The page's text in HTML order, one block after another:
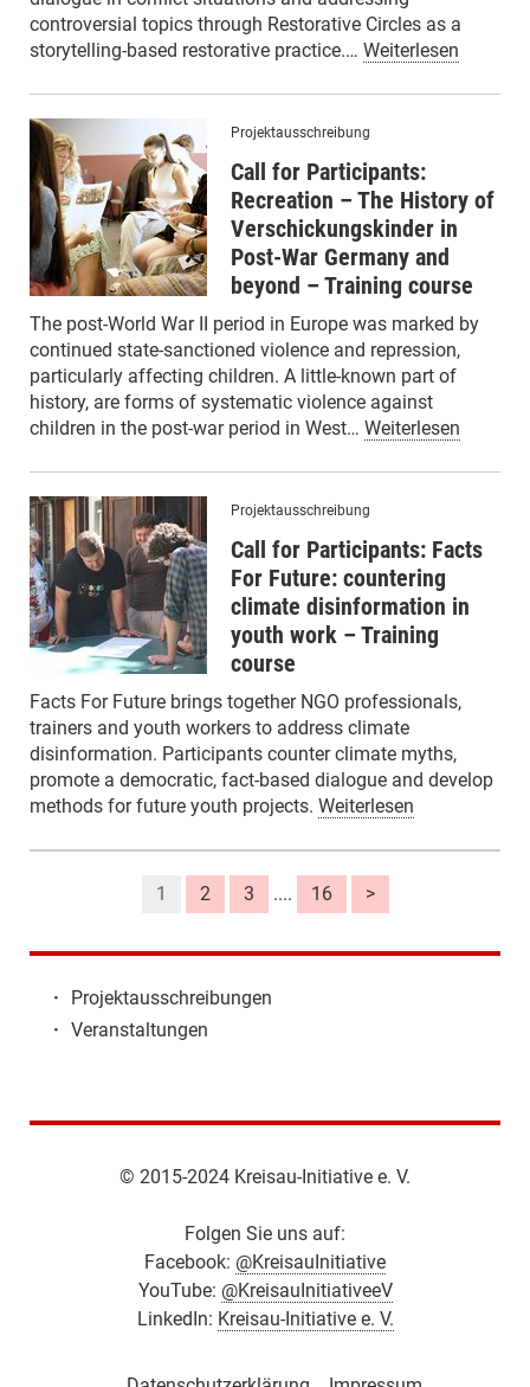
controversial topics through Restorative Circles as a
storytelling-based restorative practice.… Weiterlesen
Projektausschreibung
Call for Participants:
Recreation – The History of
Verschickungskinder in
Post-War Germany and
beyond – Training course
The post-World War II period in Europe was marked by
continued state-sanctioned violence and repression,
particularly affecting children. A little-known part of
history, are forms of systematic violence against
children in the post-war period in West… Weiterlesen
Projektausschreibung
Call for Participants: Facts
For Future: countering
climate disinformation in
youth work – Training
course
Facts For Future brings together NGO professionals,
trainers and youth workers to address climate
disinformation. Participants counter climate myths,
promote a democratic, fact-based dialogue and develop
methods for future youth projects. Weiterlesen
1 2 3 .... 16 >
·
Projektausschreibungen
· Veranstaltungen
© 2015-2024 Kreisau-Initiative e. V.
Folgen Sie uns auf:
Facebook: @KreisauInitiative
YouTube: @KreisauInitiativeeV
LinkedIn: Kreisau-Initiative e. V.